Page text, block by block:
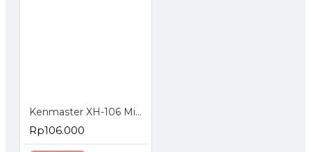
Kenmaster XH-106 Mini Air Compressor 300 PSI Pompa Ban Portable Mobil
Rp106.000